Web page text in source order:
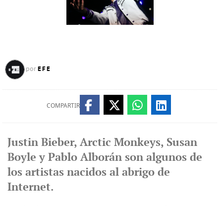
por EFE
COMPARTIR
Justin Bieber, Arctic Monkeys, Susan
Boyle y Pablo Alborán son algunos de
los artistas nacidos al abrigo de
Internet.